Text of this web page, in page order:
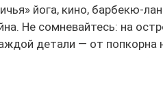
йога, кино, барбекю-
Не сомневайтесь: на
детали — от попкорна